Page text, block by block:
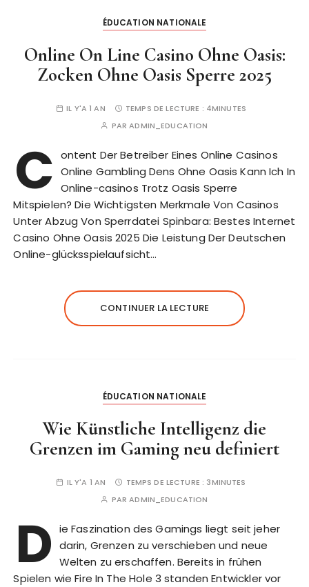
ÉDUCATION NATIONALE
Online On Line Casino Ohne Oasis:
Zocken Ohne Oasis Sperre 2025
IL Y'A 1 AN TEMPS DE LECTURE : 4MINUTES
PARADMIN_EDUCATION
C ontent Der Betreiber Eines Online Casinos
Online Gambling Dens Ohne Oasis Kann Ich In
Online-casinos Trotz Oasis Sperre
Mitspielen? Die Wichtigsten Merkmale Von Casinos
Unter Abzug Von Sperrdatei Spinbara: Bestes Internet
Casino Ohne Oasis 2025 Die Leistung Der Deutschen
Online-glücksspielaufsicht…
CONTINUER LA LECTURE
ÉDUCATION NATIONALE
Wie Künstliche Intelligenz die
Grenzen im Gaming neu definiert
IL Y'A 1 AN TEMPS DE LECTURE : 3MINUTES
PARADMIN_EDUCATION
D ie Faszination des Gamings liegt seit jeher
darin, Grenzen zu verschieben und neue
Welten zu erschaffen. Bereits in frühen
Spielen wie Fire In The Hole 3 standen Entwickler vor